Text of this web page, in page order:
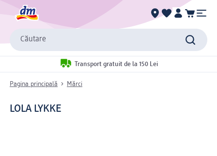
Căutare
Transport gratuit de la 150 Lei
Pagina principală Mărci
LOLA LYKKE